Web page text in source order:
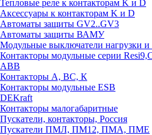
Тепловые реле к контакторам K и D
Аксессуары к контакторам K и D
Автоматы защиты GV2..GV3
Автоматы защиты ВАМУ
Модульные выключатели нагрузки
Контакторы модульные серии
ABB
Контакторы А, ВС, К
Контакторы модульные ESB
DEKraft
Контакторы малогабаритные
Пускатели, контакторы, Россия
Пускатели ПМЛ, ПМ12, ПМА, ПМЕ